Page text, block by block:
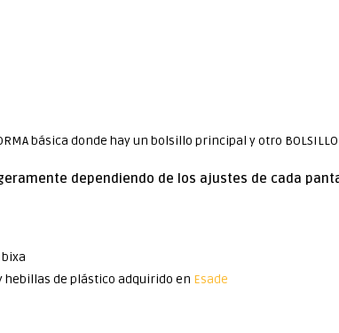
básica donde hay un bolsillo principal y otro
dependiendo de los ajustes de cada
de plástico adquirido en Esade